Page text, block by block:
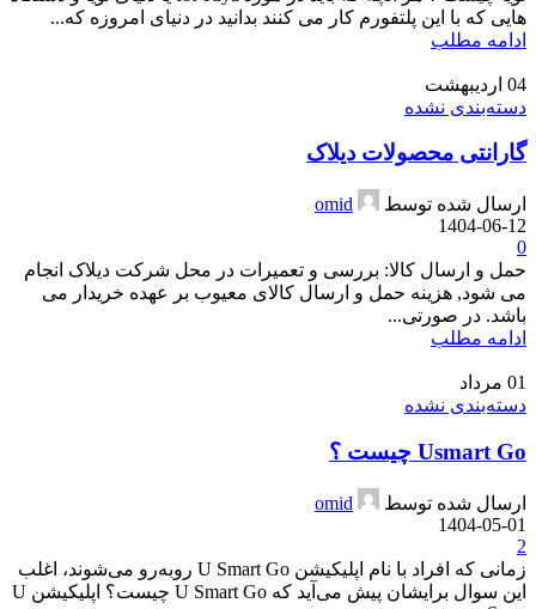
هایی که با این پلتفورم کار می کنند بدانید در دنیای امروزه که...
ادامه مطلب
04 اردیبهشت
دسته‌بندی نشده
گارانتی محصولات دیلاک
ارسال شده توسط
omid
1404-06-12
0
حمل و ارسال کالا: بررسی و تعمیرات در محل شرکت دیلاک انجام
می شود, هزینه حمل و ارسال کالای معیوب بر عهده خریدار می
باشد. در صورتی...
ادامه مطلب
01 مرداد
دسته‌بندی نشده
Usmart Go چیست ؟
ارسال شده توسط
omid
1404-05-01
2
زمانی که افراد با نام اپلیکیشن U Smart Go روبه‌رو می‌شوند، اغلب
این سوال برایشان پیش می‌آید که U Smart Go چیست؟ اپلیکیشن U